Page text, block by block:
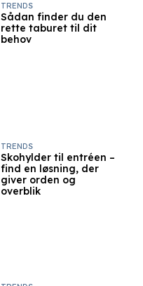
Sådan finder du den
rette taburet til dit
behov
TRENDS
Skohylder til entréen –
find en løsning, der
giver orden og
overblik
TRENDS